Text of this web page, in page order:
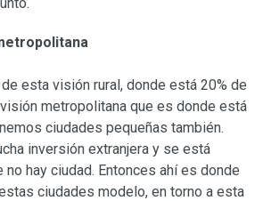
esta visión rural, donde está 20% de
metropolitana que es donde está
ciudades pequeñas también.
inversión extranjera y se está
no hay ciudad. Entonces ahí es donde
ciudades modelo, en torno a esta